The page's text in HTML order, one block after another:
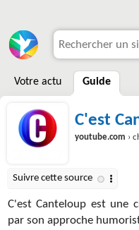
Votre actu Guide
C'est
youtube.com ›
C'est Canteloup est une
par son approche